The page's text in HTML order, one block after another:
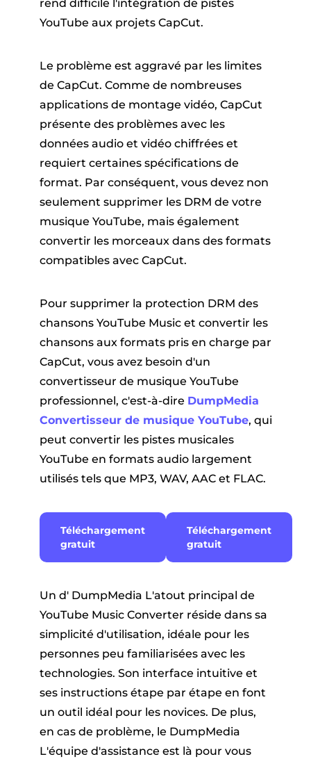
rend difficile l'intégration de pistes
YouTube aux projets CapCut.
Le problème est aggravé par les limites
de CapCut. Comme de nombreuses
applications de montage vidéo, CapCut
présente des problèmes avec les
données audio et vidéo chiffrées et
requiert certaines spécifications de
format. Par conséquent, vous devez non
seulement supprimer les DRM de votre
musique YouTube, mais également
convertir les morceaux dans des formats
compatibles avec CapCut.
Pour supprimer la protection DRM des
chansons YouTube Music et convertir les
chansons aux formats pris en charge par
CapCut, vous avez besoin d'un
convertisseur de musique YouTube
professionnel, c'est-à-dire DumpMedia
Convertisseur de musique YouTube, qui
peut convertir les pistes musicales
YouTube en formats audio largement
utilisés tels que MP3, WAV, AAC et FLAC.
Téléchargement
gratuit
Téléchargement
gratuit
Un d' DumpMedia L'atout principal de
YouTube Music Converter réside dans sa
simplicité d'utilisation, idéale pour les
personnes peu familiarisées avec les
technologies. Son interface intuitive et
ses instructions étape par étape en font
un outil idéal pour les novices. De plus,
en cas de problème, le DumpMedia
L'équipe d'assistance est là pour vous